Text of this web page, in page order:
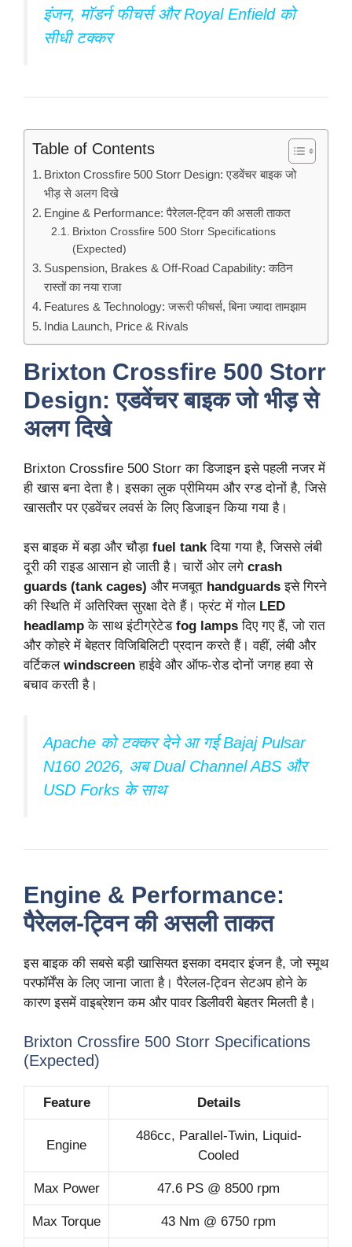
इंजन, मॉडर्न फीचर्स और Royal Enfield को
सीधी टक्कर
Table of Contents
Brixton Crossfire 500 Storr Design: एडवेंचर बाइक जो
भीड़ से अलग दिखे
Engine & Performance: पैरेलल-ट्विन की असली ताकत
Brixton Crossfire 500 Storr Specifications
(Expected)
Suspension, Brakes & Off-Road Capability: कठिन
रास्तों का नया राजा
Features & Technology: जरूरी फीचर्स, बिना ज्यादा तामझाम
India Launch, Price & Rivals
Brixton Crossfire 500 Storr
Design: एडवेंचर बाइक जो भीड़ से
अलग दिखे
Brixton Crossfire 500 Storr का डिजाइन इसे पहली नजर में
ही खास बना देता है। इसका लुक प्रीमियम और रग्ड दोनों है, जिसे
खासतौर पर एडवेंचर लवर्स के लिए डिजाइन किया गया है।
इस बाइक में बड़ा और चौड़ा fuel tankदिया गया है, जिससे लंबी
दूरी की राइड आसान हो जाती है। चारों ओर लगे crash
guards (tank cages) और मजबूत handguards इसे गिरने
की स्थिति में अतिरिक्त सुरक्षा देते हैं। फ्रंट में गोल LED
headlamp के साथ इंटीग्रेटेड fog lamps दिए गए हैं, जो रात
और कोहरे में बेहतर विजिबिलिटी प्रदान करते हैं। वहीं, लंबी और
वर्टिकल windscreen हाईवे और ऑफ-रोड दोनों जगह हवा से
बचाव करती है।
Apache को टक्कर देने आ गई Bajaj Pulsar
N160 2026, अब Dual Channel ABS और
USD Forks के साथ
Engine & Performance:
पैरेलल-ट्विन की असली ताकत
इस बाइक की सबसे बड़ी खासियत इसका दमदार इंजन है, जो स्मूथ
परफॉर्मेंस के लिए जाना जाता है। पैरेलल-ट्विन सेटअप होने के
कारण इसमें वाइब्रेशन कम और पावर डिलीवरी बेहतर मिलती है।
Brixton Crossfire 500 Storr Specifications
(Expected)
Feature Details
Engine
486cc, Parallel-Twin, Liquid-
Cooled
Max Power 47.6 PS @ 8500 rpm
Max Torque 43 Nm @ 6750 rpm